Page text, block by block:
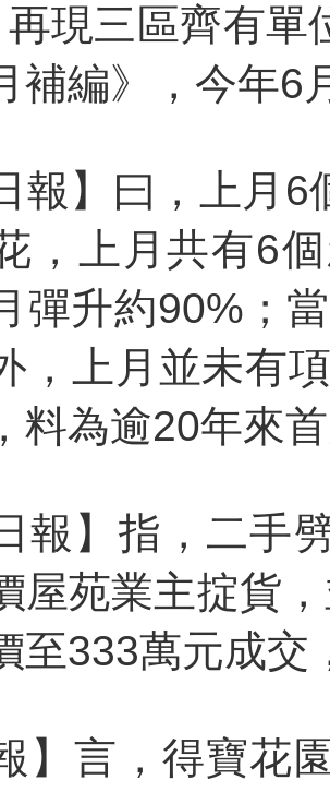
現三區齊有單
補編》，今年6
報】曰，上月
，上月共有6
彈升約90%；
，上月並未有
料為逾20年來
報】指，二手
屋苑業主掟貨
至333萬元成交
】言，得寶花